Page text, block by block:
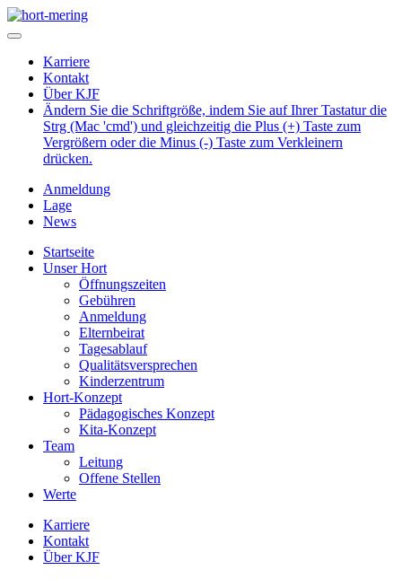
Karriere
Kontakt
Über KJF
Ändern Sie die Schriftgröße, indem Sie auf Ihrer Tastatur die
Strg (Mac 'cmd') und gleichzeitig die Plus (+) Taste zum
Vergrößern oder die Minus (-) Taste zum Verkleinern
drücken.
Anmeldung
Lage
News
Startseite
Unser Hort
Öffnungszeiten
Gebühren
Anmeldung
Elternbeirat
Tagesablauf
Qualitätsversprechen
Kinderzentrum
Hort-Konzept
Pädagogisches Konzept
Kita-Konzept
Team
Leitung
Offene Stellen
Werte
Karriere
Kontakt
Über KJF